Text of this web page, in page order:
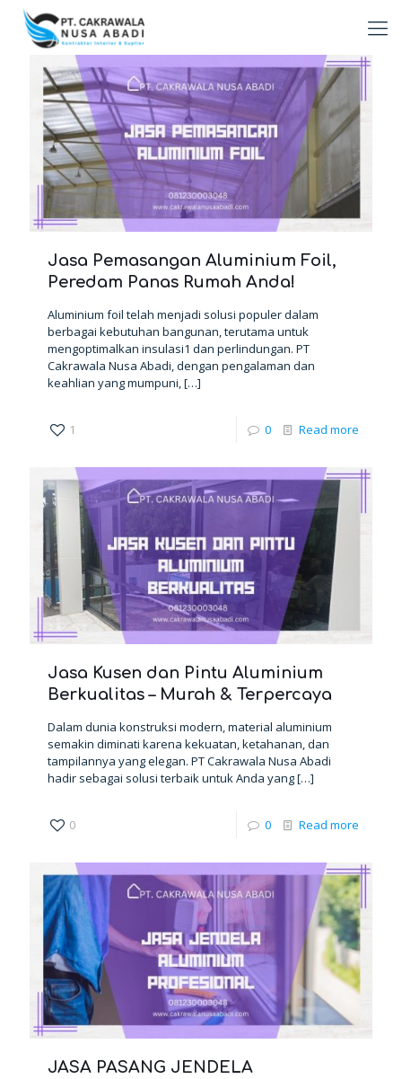
Jasa Pemasangan Aluminium Foil,
Peredam Panas Rumah Anda!
Aluminium foil telah menjadi solusi populer dalam
berbagai kebutuhan bangunan, terutama untuk
mengoptimalkan insulasi1 dan perlindungan. PT
Cakrawala Nusa Abadi, dengan pengalaman dan
keahlian yang mumpuni,[…]
1 0 Read more
Jasa Kusen dan Pintu Aluminium
Berkualitas – Murah & Terpercaya
Dalam dunia konstruksi modern, material aluminium
semakin diminati karena kekuatan, ketahanan, dan
tampilannya yang elegan. PT Cakrawala Nusa Abadi
hadir sebagai solusi terbaik untuk Anda yang[…]
0 0 Read more
JASA PASANG JENDELA